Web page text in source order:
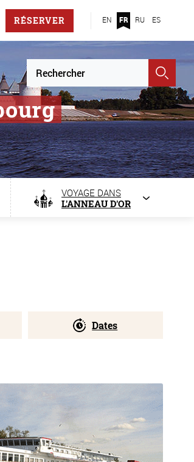
RÉSERVER EN FR RU ES
VOYAGE DANS
L'ANNEAU D'OR
Dates